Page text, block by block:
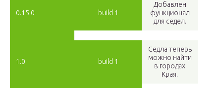
0.15.0 build 1
Добавлен
функционал
для сёдел.
1.0 build 1
Сёдла теперь
можно найти
в городах
Края.